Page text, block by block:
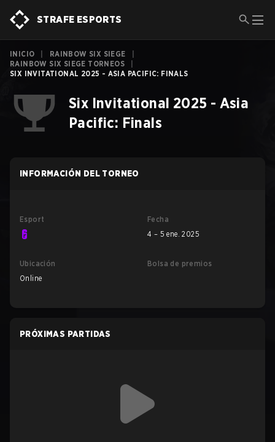
STRAFE ESPORTS
INICIO RAINBOW SIX SIEGE
RAINBOW SIX SIEGE TORNEOS
SIX INVITATIONAL 2025 - ASIA PACIFIC: FINALS
Six Invitational 2025 - Asia
Pacific: Finals
INFORMACIÓN DEL TORNEO
Esport
Fecha
4 – 5 ene. 2025
Ubicación
Online
Bolsa de premios
PRÓXIMAS PARTIDAS